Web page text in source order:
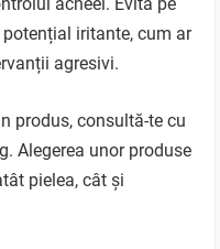
iritante, cum ar
agresivi.
produs, consultă-te cu
Alegerea unor produse
pielea, cât și